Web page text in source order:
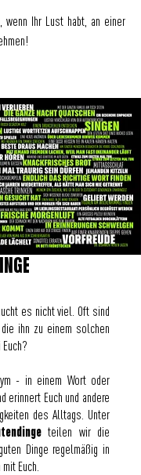
wenn Ihr Lust habt, an einer
es nicht viel. Oft sind
ihn zu einem solchen
- in einem Wort oder
erinnert Euch und andere
des Alltags. Unter
teilen wir die
Dinge regelmäßig in
Euch.